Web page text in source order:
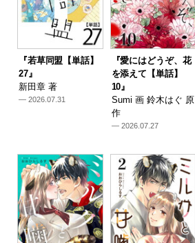
『若草同盟【単話】
27』
新田章 著
— 2026.07.31
『愛にはどうぞ、花
を添えて【単話】
10』
Sumi 画 鈴木はぐ 原
作
— 2026.07.27